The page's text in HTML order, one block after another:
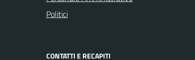
Politici
CONTATTI E RECAPITI